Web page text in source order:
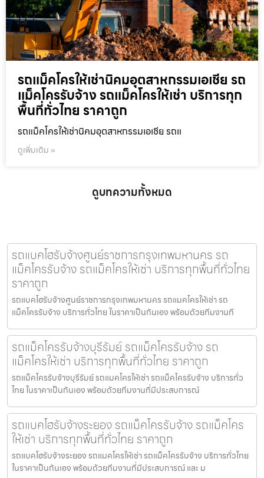
รถแม็คโครให้เช่านิคมอุตสาหกรรมเอเชีย รถ
แม็คโครรับจ้าง รถแม็คโครให้เช่า บริการทุก
พื้นที่ทั่วไทย ราคาถูก
รถแม็คโครให้เช่านิคมอุตสาหกรรมเอเชีย รถแ
ดูเพิ่มเติม »
ดูบทความทั้งหมด
รถแบคโฮรับจ้างศูนย์ราชการกรุงเทพมหานคร รถ
แม็คโครรับจ้าง รถแม็คโครให้เช่า บริการทุกพื้นที่ทั่วไทย
ราคาถูก
รถแบคโฮรับจ้างศูนย์ราชการกรุงเทพมหานคร รถแมคโครให้เช่า รถ
แม็คโครรับจ้าง บริการทั่วไทย ในราคาเป็นกันเอง พร้อมด้วยทีมงานที
รถแม็คโครรับจ้างบุรีรัมย์ รถแม็คโครรับจ้าง รถ
แม็คโครให้เช่า บริการทุกพื้นที่ทั่วไทย ราคาถูก
รถแม็คโครรับจ้างบุรีรัมย์ รถแมคโครให้เช่า รถแม็คโครรับจ้าง บริการทั่ว
ไทย ในราคาเป็นกันเอง พร้อมด้วยทีมงานที่มีประสบการณ์
รถแบคโฮรับจ้างระยอง รถแม็คโครรับจ้าง รถแม็คโคร
ให้เช่า บริการทุกพื้นที่ทั่วไทย ราคาถูก
รถแบคโฮรับจ้างระยอง รถแมคโครให้เช่า รถแม็คโครรับจ้าง บริการทั่วไทย
ในราคาเป็นกันเอง พร้อมด้วยทีมงานที่มีประสบการณ์ และ ม